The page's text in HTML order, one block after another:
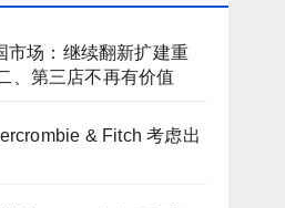
市场：继续翻新扩建重
、第三店不再有价值
& Fitch 考虑出